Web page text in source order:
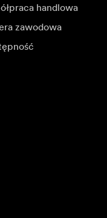
handlowa
zawodowa